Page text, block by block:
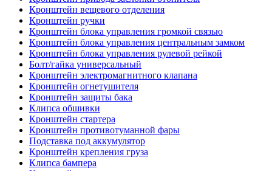
Кронштейн вещевого отделения
Кронштейн ручки
Кронштейн блока управления громкой связью
Кронштейн блока управления центральным замком
Кронштейн блока управления рулевой рейкой
Болт/гайка универсальный
Кронштейн электромагнитного клапана
Кронштейн огнетушителя
Кронштейн защиты бака
Клипса обшивки
Кронштейн стартера
Кронштейн противотуманной фары
Подставка под аккумулятор
Кронштейн крепления груза
Клипса бампера